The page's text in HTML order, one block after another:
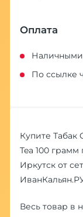
Оплата
По ссылке
Купите Табак
Tea 100 грамм
Иркутск от
Весь товар в